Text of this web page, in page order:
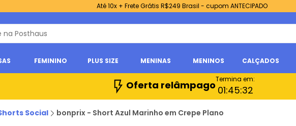
Até 10x + Frete Grátis R$249 Brasil - cupom ANTECIPADO
FEMININO PLUS SIZE MENINAS MENINOS CALÇADOS
Oferta relâmpagoTermina em:
01:45:31
Social bonprix - Short Azul Marinho em Crepe Plano